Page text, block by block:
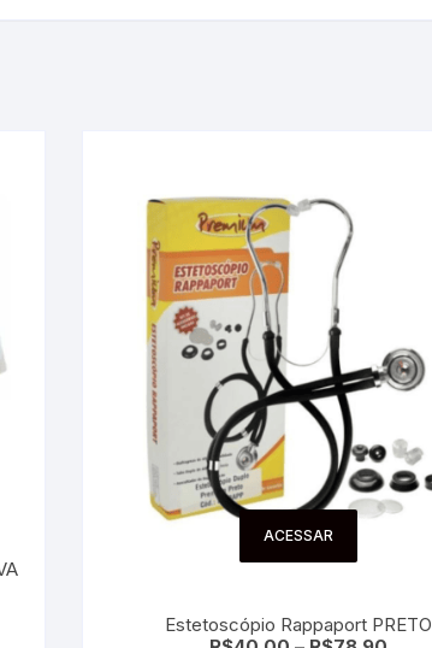
ACESSAR
Estetoscópio Rappaport PRETO